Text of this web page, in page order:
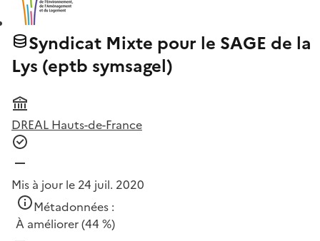
Syndicat Mixte pour le SAGE de la
Lys (eptb symsagel)
DREAL Hauts-de-France
Mis à jour le 24 juil. 2020
Métadonnées :
À améliorer(44 %)